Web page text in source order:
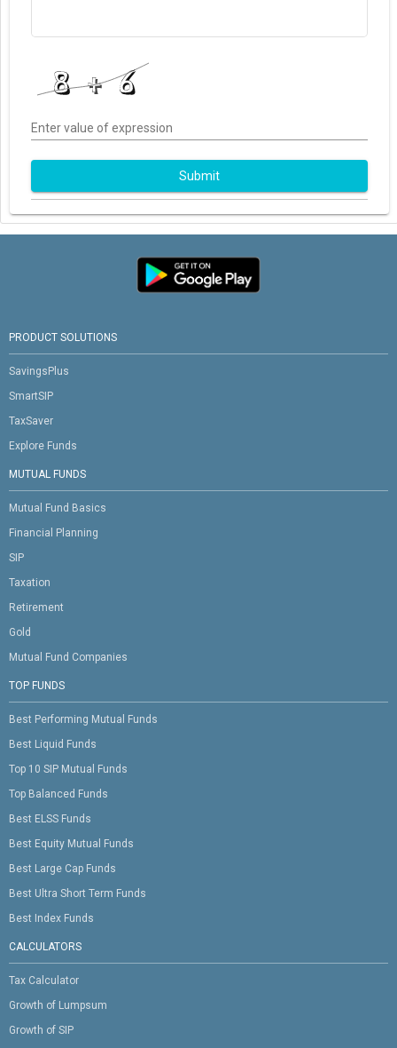
Enter value of expression
Submit
PRODUCT SOLUTIONS
SavingsPlus
SmartSIP
TaxSaver
Explore Funds
MUTUAL FUNDS
Mutual Fund Basics
Financial Planning
SIP
Taxation
Retirement
Gold
Mutual Fund Companies
TOP FUNDS
Best Performing Mutual Funds
Best Liquid Funds
Top 10 SIP Mutual Funds
Top Balanced Funds
Best ELSS Funds
Best Equity Mutual Funds
Best Large Cap Funds
Best Ultra Short Term Funds
Best Index Funds
CALCULATORS
Tax Calculator
Growth of Lumpsum
Growth of SIP